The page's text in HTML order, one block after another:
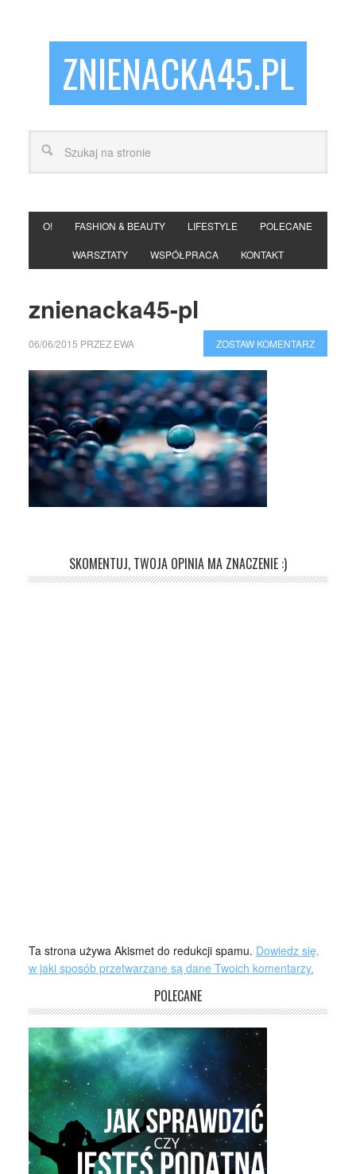
ZNIENACKA45.PL
O! FASHION & BEAUTY LIFESTYLE POLECANE
WARSZTATY WSPÓŁPRACA KONTAKT
znienacka45-pl
06/06/2015 PRZEZ EWA ZOSTAW KOMENTARZ
SKOMENTUJ, TWOJA OPINIA MA ZNACZENIE :)
Ta strona używa Akismet do redukcji spamu. Dowiedz się,
w jaki sposób przetwarzane są dane Twoich komentarzy.
POLECANE